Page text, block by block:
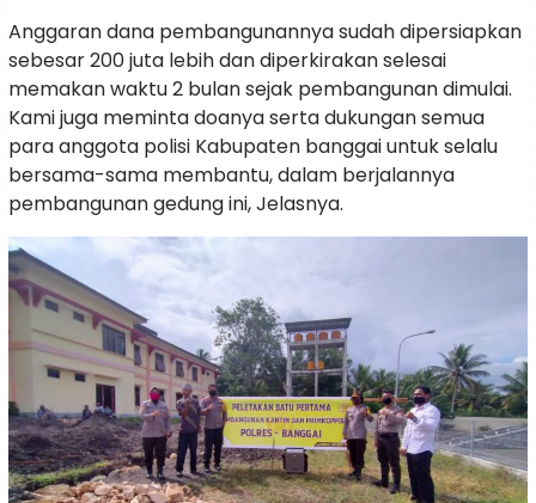
Anggaran dana pembangunannya sudah dipersiapkan
sebesar 200 juta lebih dan diperkirakan selesai
memakan waktu 2 bulan sejak pembangunan dimulai.
Kami juga meminta doanya serta dukungan semua
para anggota polisi Kabupaten banggai untuk selalu
bersama-sama membantu, dalam berjalannya
pembangunan gedung ini, Jelasnya.